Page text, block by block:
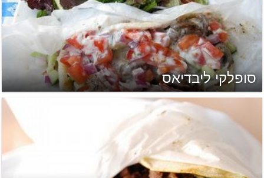
סופלקי ליבדיאס